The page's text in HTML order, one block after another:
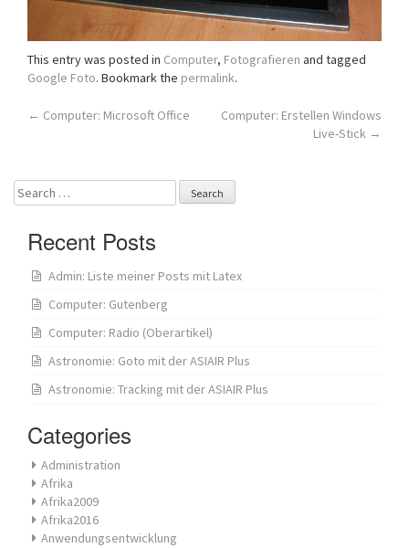
This entry was posted in Computer, Fotografieren and tagged
Google Foto. Bookmark the permalink.
Post
← Computer: Microsoft Office
Computer: Erstellen Windows
Live-Stick →
Search
for:
Recent Posts
Admin: Liste meiner Posts mit Latex
Computer: Gutenberg
Computer: Radio (Oberartikel)
Astronomie: Goto mit der ASIAIR Plus
Astronomie: Tracking mit der ASIAIR Plus
Categories
Administration
Afrika
Afrika2009
Afrika2016
Anwendungsentwicklung